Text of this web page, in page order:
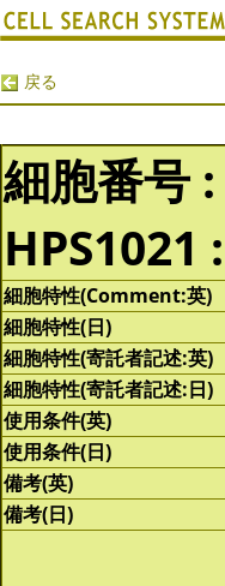
戻る
細胞番号
HPS1021 :
細胞特性(Comment:英)
細胞特性(日)
細胞特性(寄託者記述:英)
細胞特性(寄託者記述:日)
使用条件(英)
使用条件(日)
備考(英)
備考(日)